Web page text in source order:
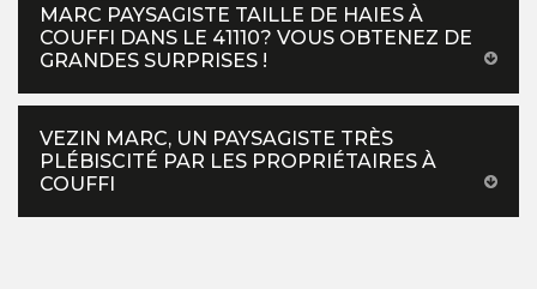
MARC PAYSAGISTE TAILLE DE HAIES À
COUFFI DANS LE 41110? VOUS OBTENEZ DE
GRANDES SURPRISES !
VEZIN MARC, UN PAYSAGISTE TRÈS
PLÉBISCITÉ PAR LES PROPRIÉTAIRES À
COUFFI